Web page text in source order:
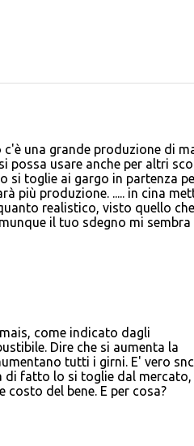
c'è una grande produzione di
possa usare anche per altri
si toglie ai gargo in partenza
più produzione. ..... in cina
realistico, visto quello che
il tuo sdegno mi sembra
come indicato dagli
Dire che si aumenta la
tutti i girni. E' vero
di fatto lo si toglie dal mercato,
del bene. E per cosa?